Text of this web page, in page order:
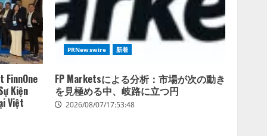
FinnOne
Kiện
Việt
PRNewswire 新着
FP Marketsによる分析：市場が次の動き
を見極める中、岐路に立つ円
2026/08/07/17:53:48